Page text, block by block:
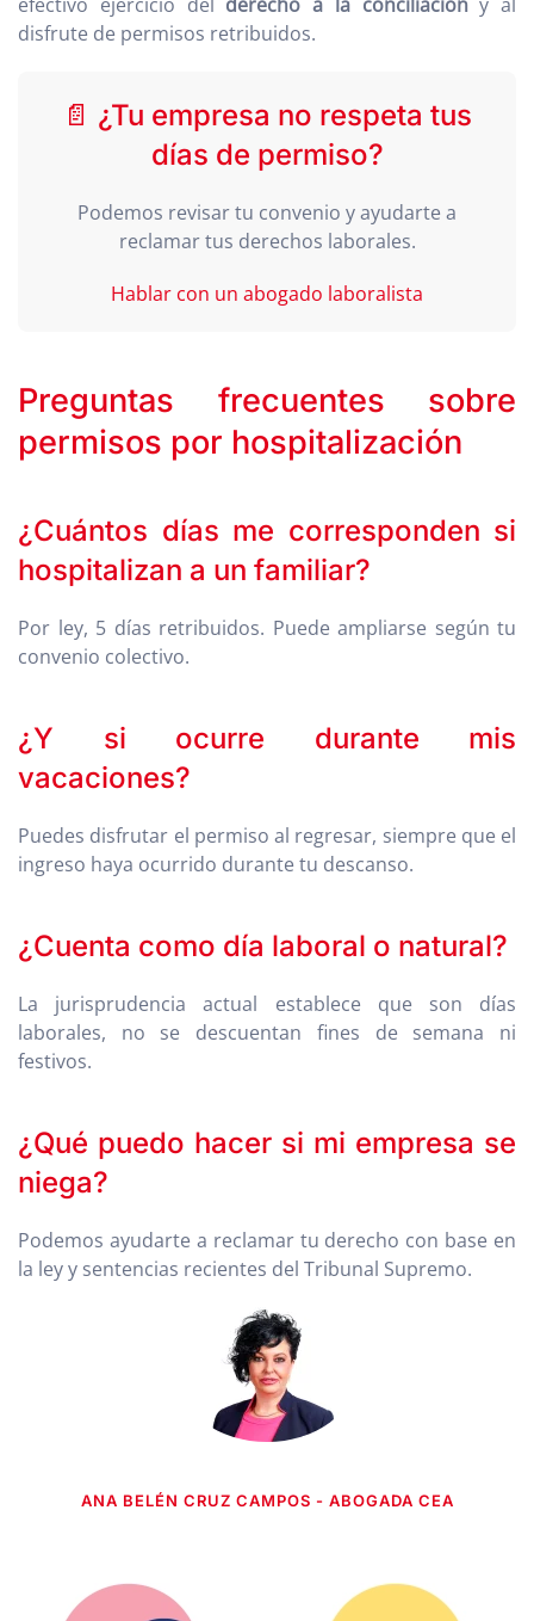
disfrute de permisos retribuidos.
📄 ¿Tu empresa no respeta tus
días de permiso?
Podemos revisar tu convenio y ayudarte a
reclamar tus derechos laborales.
Hablar con un abogado laboralista
Preguntas frecuentes sobre
permisos por hospitalización
¿Cuántos días me corresponden si
hospitalizan a un familiar?
Por ley, 5 días retribuidos. Puede ampliarse según tu
convenio colectivo.
¿Y si ocurre durante mis
vacaciones?
Puedes disfrutar el permiso al regresar, siempre que el
ingreso haya ocurrido durante tu descanso.
¿Cuenta como día laboral o natural?
La jurisprudencia actual establece que son días
laborales, no se descuentan fines de semana ni
festivos.
¿Qué puedo hacer si mi empresa se
niega?
Podemos ayudarte a reclamar tu derecho con base en
la ley y sentencias recientes del Tribunal Supremo.
ANA BELÉN CRUZ CAMPOS - ABOGADA CEA